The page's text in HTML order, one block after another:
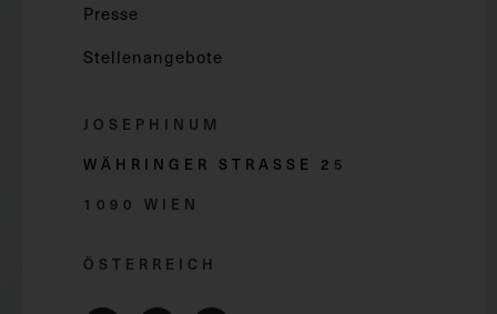
Presse
Stellenangebote
JOSEPHINUM
WÄHRINGER STRASSE 2 5
1090 WIEN
ÖSTERREICH